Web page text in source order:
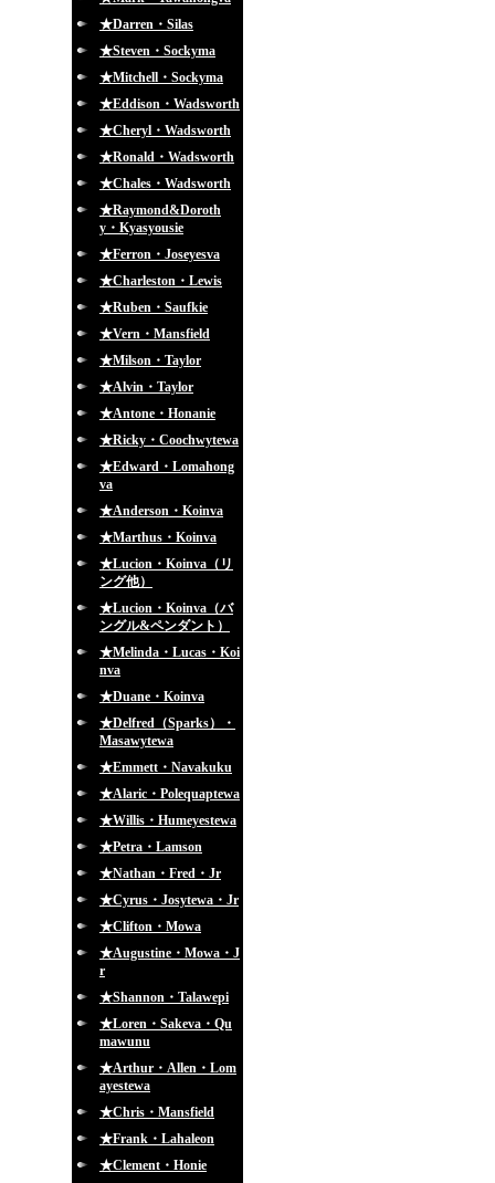
★Darren・Silas
★Steven・Sockyma
★Mitchell・Sockyma
★Eddison・Wadsworth
★Cheryl・Wadsworth
★Ronald・Wadsworth
★Chales・Wadsworth
★Raymond&Doroth
y・Kyasyousie
★Ferron・Joseyesva
★Charleston・Lewis
★Ruben・Saufkie
★Vern・Mansfield
★Milson・Taylor
★Alvin・Taylor
★Antone・Honanie
★Ricky・Coochwytewa
★Edward・Lomahong
va
★Anderson・Koinva
★Marthus・Koinva
★Lucion・Koinva（リ
ング他）
★Lucion・Koinva（バ
ングル&ペンダント）
★Melinda・Lucas・Koi
nva
★Duane・Koinva
★Delfred（Sparks）・
Masawytewa
★Emmett・Navakuku
★Alaric・Polequaptewa
★Willis・Humeyestewa
★Petra・Lamson
★Nathan・Fred・Jr
★Cyrus・Josytewa・Jr
★Clifton・Mowa
★Augustine・Mowa・J
r
★Shannon・Talawepi
★Loren・Sakeva・Qu
mawunu
★Arthur・Allen・Lom
ayestewa
★Chris・Mansfield
★Frank・Lahaleon
★Clement・Honie